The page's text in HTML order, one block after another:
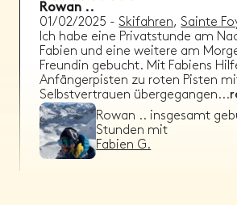
Rowan ..
01/02/2025 -Skifahren,Sainte
Ich habe eine Privatstunde am
Fabien und eine weitere am
Freundin gebucht. Mit Fabiens
Anfängerpisten zu roten Pisten
Selbstvertrauen übergegangen ...
Rowan .. insgesamt
Stunden mit
Fabien G.